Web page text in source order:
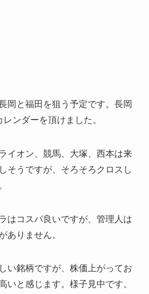
岡と福田を狙う予定です。長岡
ンダーを頂けました。
イオン、競馬、大塚、西本は来
そうですが、そろそろクロスし
はコスパ良いですが、管理人は
ありません。
い銘柄ですが、株価上がってお
いと感じます。様子見中です。